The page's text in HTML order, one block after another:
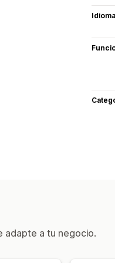
adapte a tu negocio.